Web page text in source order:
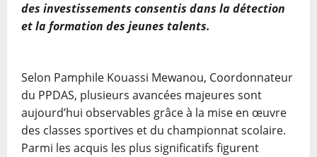
des investissements consentis dans la détection
et la formation des jeunes talents.
Selon Pamphile Kouassi Mewanou, Coordonnateur
du PPDAS, plusieurs avancées majeures sont
aujourd’hui observables grâce à la mise en œuvre
des classes sportives et du championnat scolaire.
Parmi les acquis les plus significatifs figurent